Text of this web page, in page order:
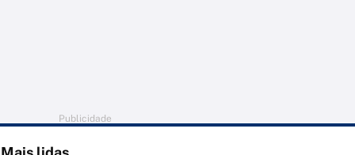
Publicidade